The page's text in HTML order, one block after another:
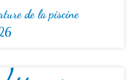
de la piscine